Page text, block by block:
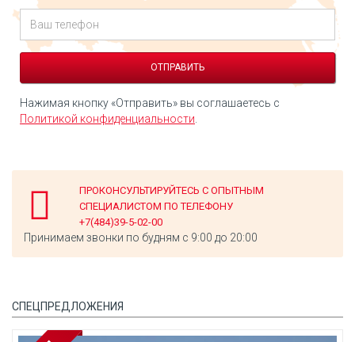
Нажимая кнопку «Отправить» вы соглашаетесь с
Политикой конфиденциальности
ПРОКОНСУЛЬТИРУЙТЕСЬ С ОПЫТНЫМ
СПЕЦИАЛИСТОМ ПО ТЕЛЕФОНУ
+7(484)39-5-02-00
Принимаем звонки по будням с 9:00 до 20:00
СПЕЦПРЕДЛОЖЕНИЯ